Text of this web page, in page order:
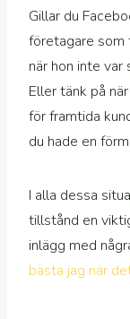
Gillar du
företagare
när hon inte
Eller tänk på
för framtida
du hade en
I alla dessa
tillstånd en
inlägg med
bästa jag när